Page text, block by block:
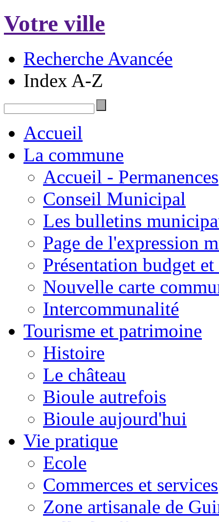
Votre ville
Recherche Avancée
Index A-Z
Accueil
La commune
Accueil - Permanences
Conseil Municipal
Les bulletins
Page de l'expression
Présentation budget
Nouvelle carte
Intercommunalité
Tourisme et patrimoine
Histoire
Le château
Bioule autrefois
Bioule aujourd'hui
Vie pratique
Ecole
Commerces et services
Zone artisanale de